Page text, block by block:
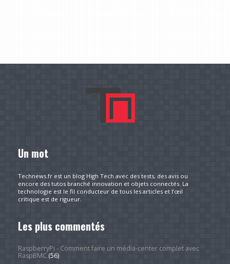
Un mot
Technews.fr est un blog High Tech avec des tests, des avis ou
encore des tutos branché innovation et objets connectés. La
technologie est le fil conducteur de tous les articles et l’œil
critique est de rigueur.
Les plus commentés
RaspberryPi - Comment faire un média-center complet avec
RaspBMC(56)